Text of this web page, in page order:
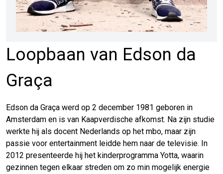
Loopbaan van Edson da
Graça
Edson da Graça werd op 2 december 1981 geboren in
Amsterdam en is van Kaapverdische afkomst. Na zijn studie
werkte hij als docent Nederlands op het mbo, maar zijn
passie voor entertainment leidde hem naar de televisie. In
2012 presenteerde hij het kinderprogramma Yotta, waarin
gezinnen tegen elkaar streden om zo min mogelijk energie